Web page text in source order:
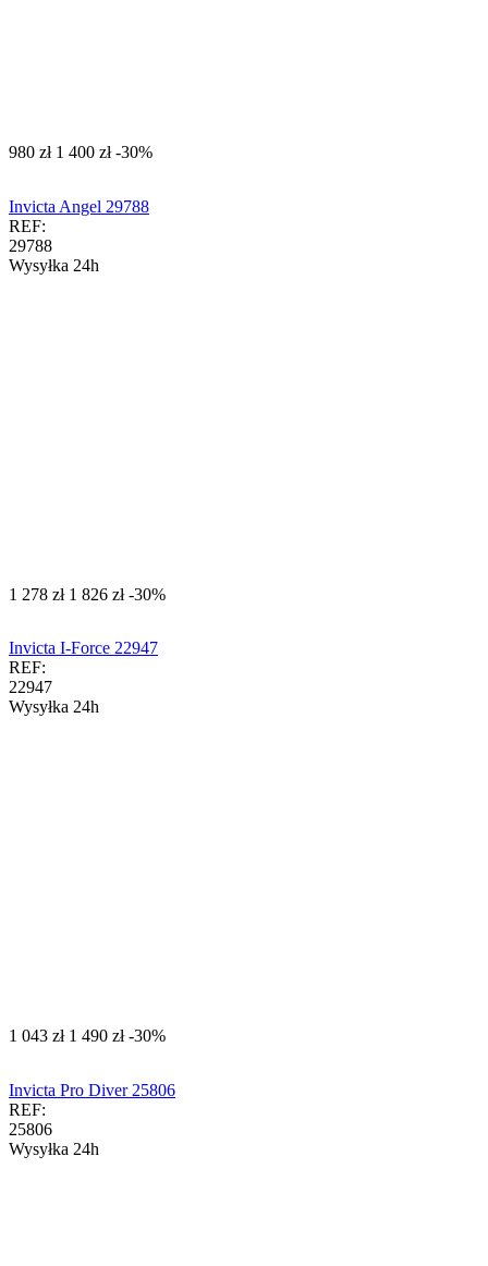
‍980‍ zł ‍1 400‍ zł -30%
Invicta Angel 29788
REF:
29788
Wysyłka 24h
‍1 278‍ zł ‍1 826‍ zł -30%
Invicta I-Force 22947
REF:
22947
Wysyłka 24h
‍1 043‍ zł ‍1 490‍ zł -30%
Invicta Pro Diver 25806
REF:
25806
Wysyłka 24h